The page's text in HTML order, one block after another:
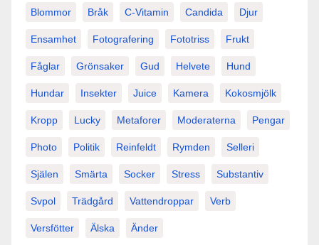
Blommor Bråk C-Vitamin Candida Djur
Ensamhet Fotografering Fototriss Frukt
Fåglar Grönsaker Gud Helvete Hund
Hundar Insekter Juice Kamera Kokosmjölk
Kropp Lucky Metaforer Moderaterna Pengar
Photo Politik Reinfeldt Rymden Selleri
Själen Smärta Socker Stress Substantiv
Svpol Trädgård Vattendroppar Verb
Versfötter Älska Änder